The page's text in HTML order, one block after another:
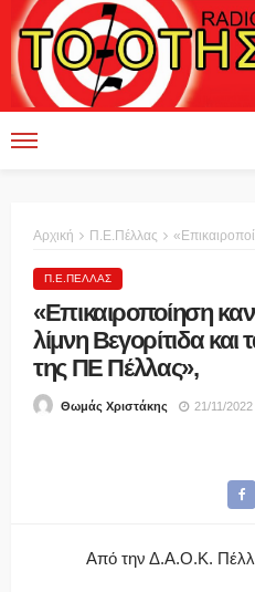
Αρχική Π.Ε.Πέλλας «Επικαιροποίηση κανόνων
Π.Ε.ΠΈΛΛΑΣ
«Επικαιροποίηση
λίμνη Βεγορίτιδα
της ΠΕ Πέλλας»,
Θωμάς Χριστάκης 21/11/2022
Από την Δ.Α.Ο.Κ.